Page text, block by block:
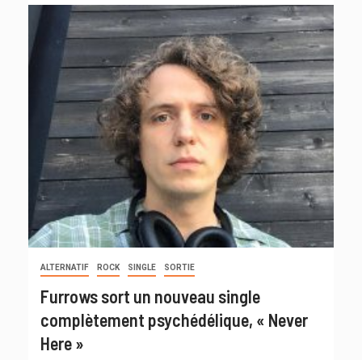
ALTERNATIF ROCK SINGLE SORTIE
Furrows sort un nouveau single
complètement psychédélique, « Never
Here »